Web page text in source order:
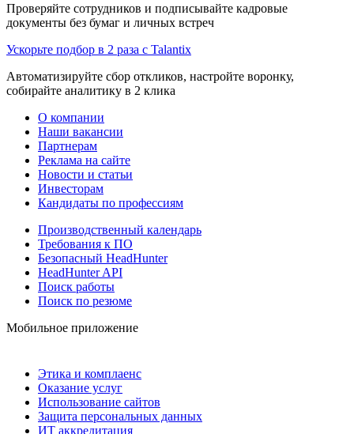
Проверяйте сотрудников и подписывайте кадровые
документы без бумаг и личных встреч
Ускорьте подбор в 2 раза с Talantix
Автоматизируйте сбор откликов, настройте воронку,
собирайте аналитику в 2 клика
О компании
Наши вакансии
Партнерам
Реклама на сайте
Новости и статьи
Инвесторам
Кандидаты по профессиям
Производственный календарь
Требования к ПО
Безопасный HeadHunter
HeadHunter API
Поиск работы
Поиск по резюме
Мобильное приложение
Этика и комплаенс
Оказание услуг
Использование сайтов
Защита персональных данных
ИТ аккредитация